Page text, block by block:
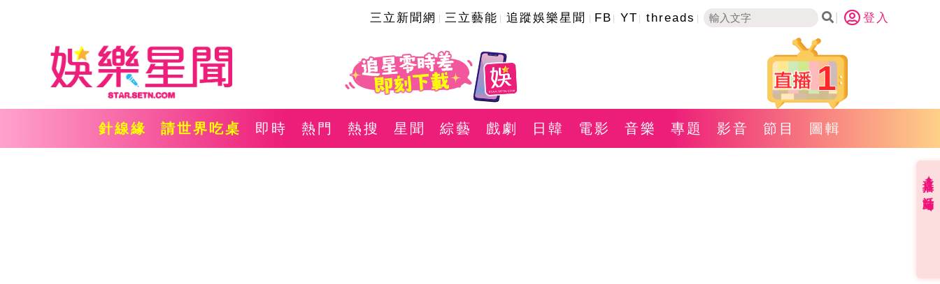
三立新聞網 三立藝能 追蹤娛樂星聞 FB YT threads 登入
1
針線緣 請世界吃桌 即時 熱門 熱搜 星聞 綜藝 戲劇 日韓 電影 音樂 專題 影音 節目 圖輯
直播✦活動